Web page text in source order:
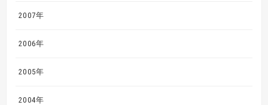
2007年
2006年
2005年
2004年